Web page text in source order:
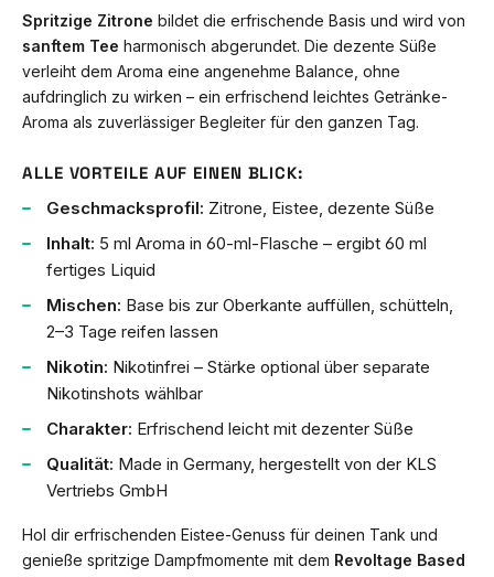
Spritzige Zitrone bildet die erfrischende Basis und wird von
sanftem Tee harmonisch abgerundet. Die dezente Süße
verleiht dem Aroma eine angenehme Balance, ohne
aufdringlich zu wirken – ein erfrischend leichtes Getränke-
Aroma als zuverlässiger Begleiter für den ganzen Tag.
ALLE VORTEILE AUF EINEN BLICK:
Geschmacksprofil: Zitrone, Eistee, dezente Süße
Inhalt: 5 ml Aroma in 60-ml-Flasche – ergibt 60 ml
fertiges Liquid
Mischen: Base bis zur Oberkante auffüllen, schütteln,
2–3 Tage reifen lassen
Nikotin: Nikotinfrei – Stärke optional über separate
Nikotinshots wählbar
Charakter: Erfrischend leicht mit dezenter Süße
Qualität: Made in Germany, hergestellt von der KLS
Vertriebs GmbH
Hol dir erfrischenden Eistee-Genuss für deinen Tank und
genieße spritzige Dampfmomente mit dem Revoltage Based